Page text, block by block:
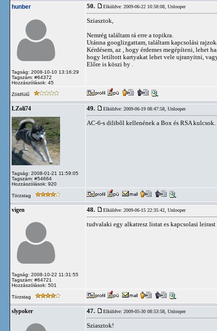
hunber
Tagság: 2008-10-10 13:16:29
Tagszám: #64372
Hozzászólások: 45
50. Elküldve: 2009-06-22 10:58:08, Unlooper
Sziasztok,
Nemrég találtam rá erre a topikra.
Utánna googlizgattam, találtam kapcsolási
Kérdésem, az , hogy érdemes megépíteni, lehet
hogy letiltott kartyakat lehet vele ujranyitni,
Előre is köszi by .
Zöldfülű
LZoli74
Tagság: 2008-01-21 11:59:05
Tagszám: #54664
Hozzászólások: 920
49. Elküldve: 2009-06-19 08:47:58, Unlooper
AC-6-s diliből kellenének a Box és RSA
Törzstag
vigen
Tagság: 2008-10-22 11:31:55
Tagszám: #64721
Hozzászólások: 501
48. Elküldve: 2009-06-15 22:35:42, Unlooper
tudvalaki egy alkatresz listat es kapcsolasi leirast
Törzstag
slypoker 47. Elküldve: 2009-05-30 08:53:58, Unlooper
Sziasztok!